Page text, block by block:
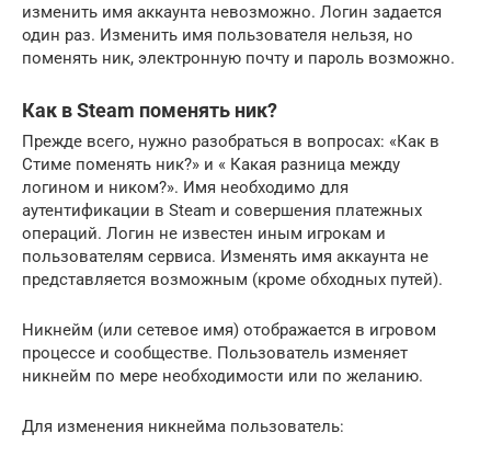
изменить имя аккаунта невозможно. Логин задается
один раз. Изменить имя пользователя нельзя, но
поменять ник, электронную почту и пароль возможно.
Как в Steam поменять ник?
Прежде всего, нужно разобраться в вопросах: «Как в
Стиме поменять ник?» и « Какая разница между
логином и ником?». Имя необходимо для
аутентификации в Steam и совершения платежных
операций. Логин не известен иным игрокам и
пользователям сервиса. Изменять имя аккаунта не
представляется возможным (кроме обходных путей).
Никнейм (или сетевое имя) отображается в игровом
процессе и сообществе. Пользователь изменяет
никнейм по мере необходимости или по желанию.
Для изменения никнейма пользователь: